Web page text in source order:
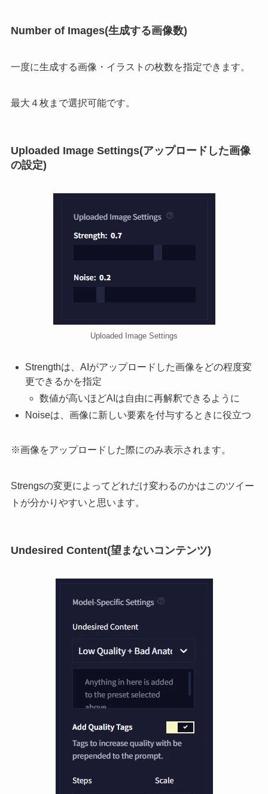
Number of Images(生成する画像数)
一度に生成する画像・イラストの枚数を指定できます。
最大４枚まで選択可能です。
Uploaded Image Settings(アップロードした画像
の設定)
Uploaded Image Settings
Strengthは、AIがアップロードした画像をどの程度変
更できるかを指定
数値が高いほどAIは自由に再解釈できるように
Noiseは、画像に新しい要素を付与するときに役立つ
※画像をアップロードした際にのみ表示されます。
Strengsの変更によってどれだけ変わるのかはこのツイー
トが分かりやすいと思います。
Undesired Content(望まないコンテンツ)